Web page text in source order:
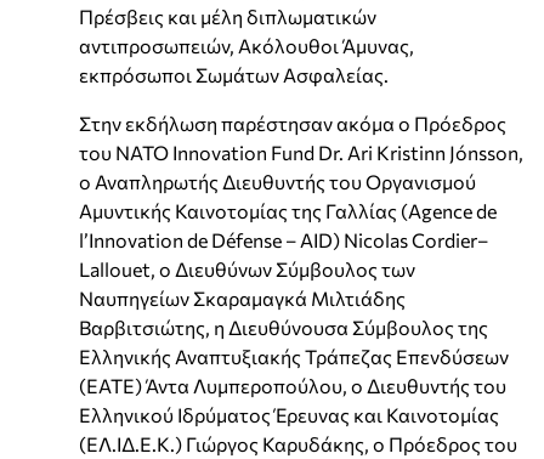
Πρέσβεις και μέλη διπλωματικών
αντιπροσωπειών, Ακόλουθοι Άμυνας,
εκπρόσωποι Σωμάτων Ασφαλείας.
Στην εκδήλωση παρέστησαν ακόμα ο Πρόεδρος
του NATO Innovation Fund Dr. Ari Kristinn Jónsson,
ο Αναπληρωτής Διευθυντής του Οργανισμού
Αμυντικής Καινοτομίας της Γαλλίας (Agence de
l’Innovation de Défense – AID) Nicolas Cordier–
Lallouet, ο Διευθύνων Σύμβουλος των
Ναυπηγείων Σκαραμαγκά Μιλτιάδης
Βαρβιτσιώτης, η Διευθύνουσα Σύμβουλος της
Ελληνικής Αναπτυξιακής Τράπεζας Επενδύσεων
(ΕΑΤΕ) Άντα Λυμπεροπούλου, ο Διευθυντής του
Ελληνικού Ιδρύματος Έρευνας και Καινοτομίας
(ΕΛ.ΙΔ.Ε.Κ.) Γιώργος Καρυδάκης, ο Πρόεδρος του